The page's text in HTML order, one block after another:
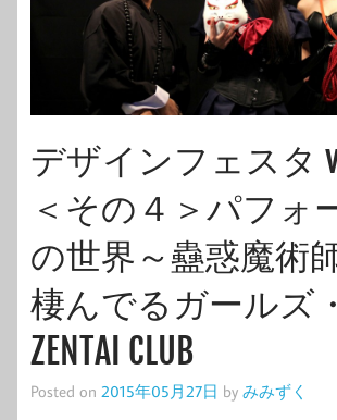
デザインフェスタ
＜その４＞パフォ
の世界～蠱惑魔術
棲んでるガールズ・
ZENTAI CLUB
Posted on 2015年05月27日 by みみずく